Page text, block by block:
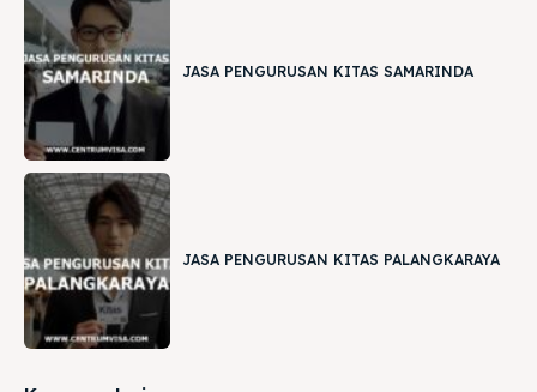
JASA PENGURUSAN KITAS SAMARINDA
JASA PENGURUSAN KITAS PALANGKARAYA